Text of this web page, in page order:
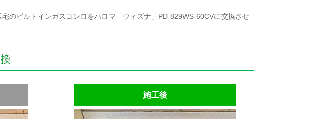
のビルトインガスコンロをパロマ「ウィズナ」PD-829WS-60CVに交換させ
施工後